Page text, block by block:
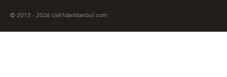
© 2013 - 2026 Usk?darIstanbul.com